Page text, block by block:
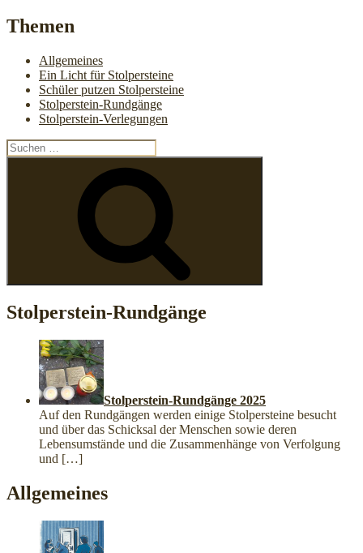
Themen
Allgemeines
Ein Licht für Stolpersteine
Schüler putzen Stolpersteine
Stolperstein-Rundgänge
Stolperstein-Verlegungen
Suchen
nach:
Stolperstein-Rundgänge
Stolperstein-Rundgänge 2025
Auf den Rundgängen werden einige Stolpersteine besucht
und über das Schicksal der Menschen sowie deren
Lebensumstände und die Zusammenhänge von Verfolgung
und […]
Allgemeines